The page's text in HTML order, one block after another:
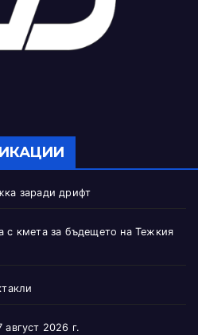
заради дрифт
с кмета за бъдещето на Тежкия
2026 г.